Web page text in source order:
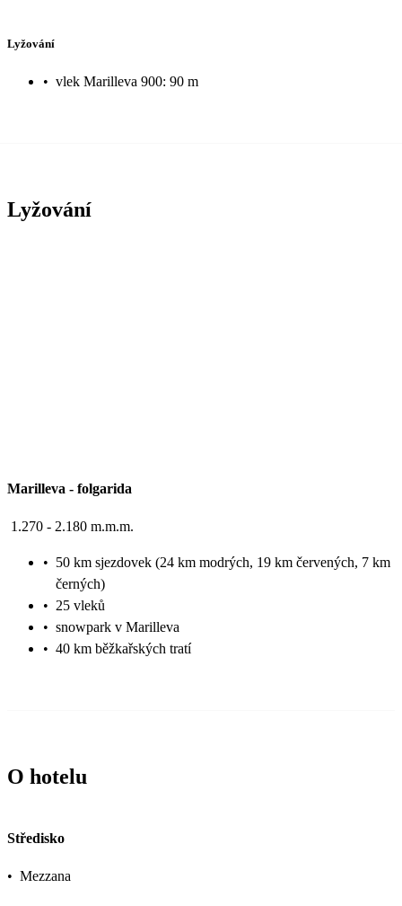
Lyžování
• vlek Marilleva 900: 90 m
Lyžování
Marilleva - folgarida
1.270 - 2.180 m.m.m.
• 50 km sjezdovek (24 km modrých, 19 km červených, 7 km
černých)
• 25 vleků
• snowpark v Marilleva
• 40 km běžkařských tratí
O hotelu
Středisko
• Mezzana